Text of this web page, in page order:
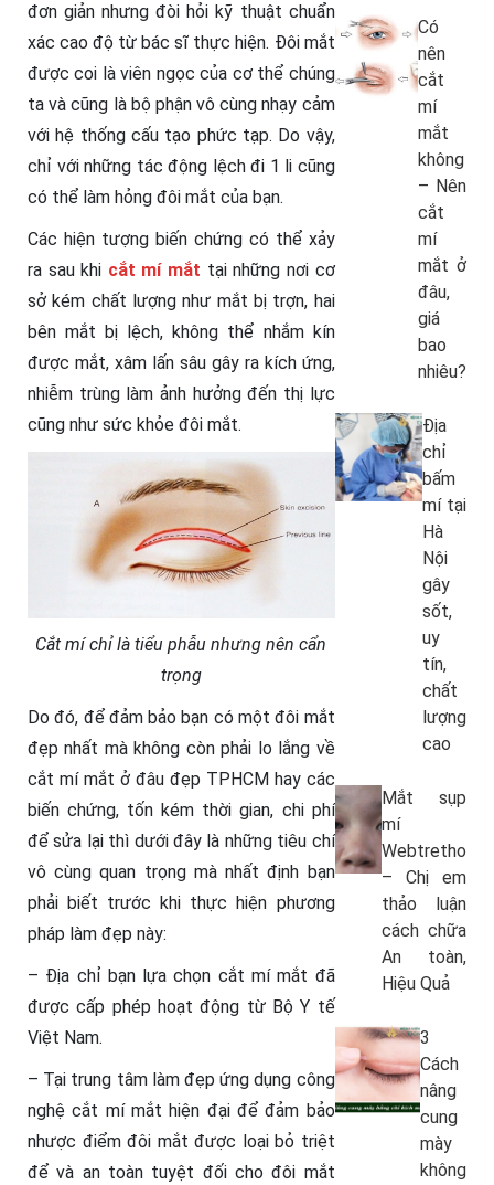
đơn giản nhưng đòi hỏi kỹ thuật chuẩn
xác cao độ từ bác sĩ thực hiện. Đôi mắt
được coi là viên ngọc của cơ thể chúng
ta và cũng là bộ phận vô cùng nhạy cảm
với hệ thống cấu tạo phức tạp. Do vậy,
chỉ với những tác động lệch đi 1 li cũng
có thể làm hỏng đôi mắt của bạn.
Các hiện tượng biến chứng có thể xảy
ra sau khi cắt mí mắt tại những nơi cơ
sở kém chất lượng như mắt bị trợn, hai
bên mắt bị lệch, không thể nhắm kín
được mắt, xâm lấn sâu gây ra kích ứng,
nhiễm trùng làm ảnh hưởng đến thị lực
cũng như sức khỏe đôi mắt.
Cắt mí chỉ là tiểu phẫu nhưng nên cẩn
trọng
Do đó, để đảm bảo bạn có một đôi mắt
đẹp nhất mà không còn phải lo lắng về
cắt mí mắt ở đâu đẹp TPHCM hay các
biến chứng, tốn kém thời gian, chi phí
để sửa lại thì dưới đây là những tiêu chí
vô cùng quan trọng mà nhất định bạn
phải biết trước khi thực hiện phương
pháp làm đẹp này:
– Địa chỉ bạn lựa chọn cắt mí mắt đã
được cấp phép hoạt động từ Bộ Y tế
Việt Nam.
– Tại trung tâm làm đẹp ứng dụng công
nghệ cắt mí mắt hiện đại để đảm bảo
nhược điểm đôi mắt được loại bỏ triệt
để và an toàn tuyệt đối cho đôi mắt
Có
nên
cắt
mí
mắt
không
– Nên
cắt
mí
mắt ở
đâu,
giá
bao
nhiêu?
Địa
chỉ
bấm
mí tại
Hà
Nội
gây
sốt,
uy
tín,
chất
lượng
cao
Mắt sụp
mí
Webtretho
– Chị em
thảo luận
cách chữa
An toàn,
Hiệu Quả
3
Cách
nâng
cung
mày
không